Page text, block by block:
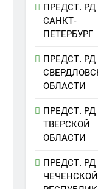
ПРЕДСТ. РД
САНКТ-
ПЕТЕРБУРГ
ПРЕДСТ. РД
ОБЛАСТИ
ПРЕДСТ. РД
ТВЕРСКОЙ
ОБЛАСТИ
ПРЕДСТ. РД
ЧЕЧЕНСКОЙ